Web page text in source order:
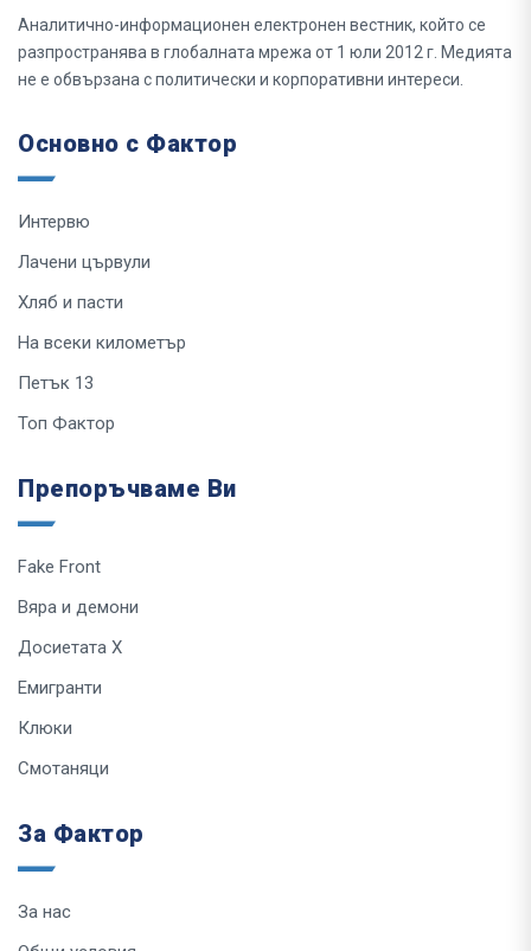
Аналитично-информационен електронен вестник, който се
разпространява в глобалната мрежа от 1 юли 2012 г. Медията
не е обвързана с политически и корпоративни интереси.
Основно с Фактор
Интервю
Лачени цървули
Хляб и пасти
На всеки километър
Петък 13
Топ Фактор
Препоръчваме Ви
Fake Front
Вяра и демони
Досиетата Х
Емигранти
Клюки
Смотаняци
За Фактор
За нас